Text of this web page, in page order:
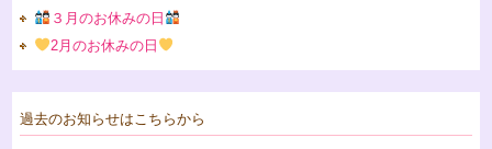
３月のお休みの日
2月のお休みの日
過去のお知らせはこちらから